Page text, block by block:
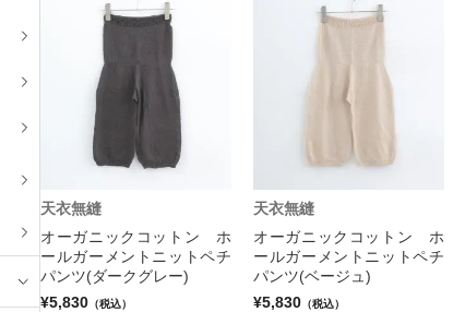
天衣無縫
オーガニックコットン ホ
ールガーメントニットペチ
パンツ(ダークグレー)
¥5,830 （税込）
天衣無縫
オーガニックコットン ホ
ールガーメントニットペチ
パンツ(ベージュ)
¥5,830 （税込）